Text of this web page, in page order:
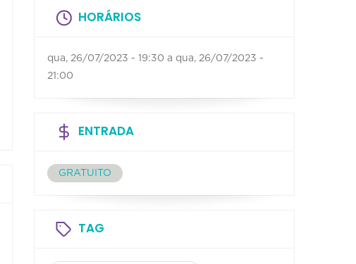
HORÁRIOS
qua, 26/07/2023 - 19:30 a qua, 26/07/2023 -
21:00
ENTRADA
GRATUITO
TAG